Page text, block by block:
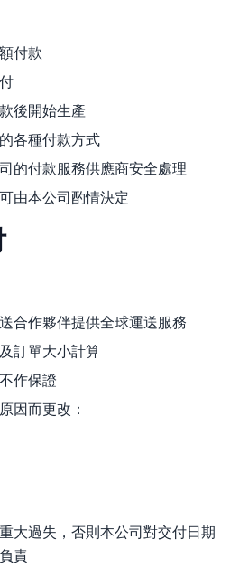
付款
後開始生產
各種付款方式
的付款服務供應商安全處理
由本公司酌情決定
合作夥伴提供全球運送服務
訂單大小計算
作保證
因而更改：
大過失，否則本公司對交付日期
責